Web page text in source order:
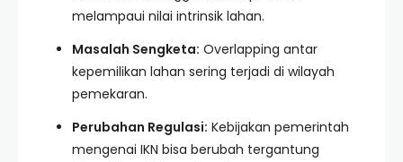
melampaui nilai intrinsik lahan.
Masalah Sengketa: Overlapping antar
kepemilikan lahan sering terjadi di wilayah
pemekaran.
Perubahan Regulasi: Kebijakan pemerintah
mengenai IKN bisa berubah tergantung